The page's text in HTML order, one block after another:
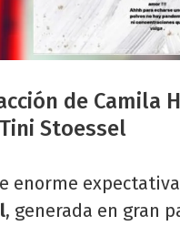
de Camila
Stoessel
enorme
, generada en gran